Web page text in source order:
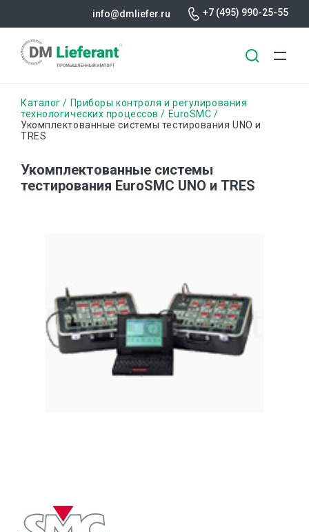
основному
info@dmliefer.ru +7 (495) 990-25-55
Строка
навигации
Каталог
Приборы контроля и регулирования
технологических процессов
EuroSMC
Укомплектованные системы тестирования UNO и
TRES
Укомплектованные системы
тестирования EuroSMC UNO и TRES